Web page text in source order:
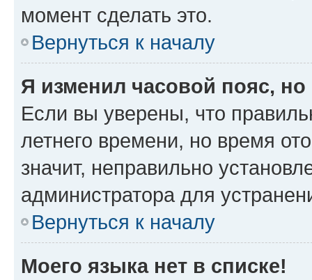
момент сделать это.
Вернуться к началу
Я изменил часовой пояс,
Если вы уверены, что
летнего времени, но время
значит, неправильно
администратора для
Вернуться к началу
Моего языка нет в списке!